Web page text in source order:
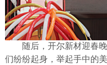
随后，开尔新材迎春
们纷纷起身，举起手中的